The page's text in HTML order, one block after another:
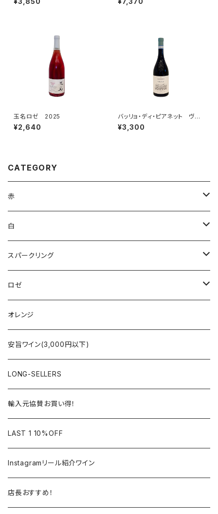
ック・エスモナン
玉名ロゼ 2025
¥2,640
バッリョ・ディ・ピアネット ヴィ
オニエ 2024
¥3,300
CATEGORY
赤
ブルゴーニュ
ボルドー
シャンパーニュ
コート・デュ・ローヌ
ラングドック・ルーション
アルザス
ロワール
フランス
ラングドック
イタリア
トスカーナ
スペイン
白
アルザス
ブルゴーニュ
ボルドー
ロワール
ローヌ
ラングドック
フランス
イタリア
トスカーナ
スペイン
スパークリング
シャンパーニュ
アルザス
フランス
日本
イタリア
南アフリカ
ニュージーランド
イギリス
ロゼ
シャンパーニュ
アルザス
ドイツ
オーストラリア
カリフォルニア
日本
オレンジ
安旨ワイン(3,000円以下)
LONG-SELLERS
輸入元協賛お買い得！
LAST 1 10%OFF
Instagramリール紹介ワイン
店長おすすめ！